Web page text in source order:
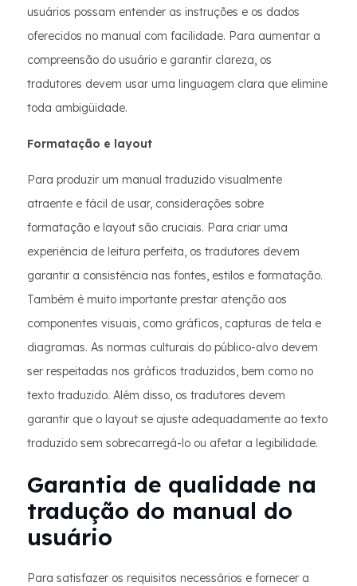
usuários possam entender as instruções e os dados
oferecidos no manual com facilidade. Para aumentar a
compreensão do usuário e garantir clareza, os
tradutores devem usar uma linguagem clara que elimine
toda ambigüidade.
Formatação e layout
Para produzir um manual traduzido visualmente
atraente e fácil de usar, considerações sobre
formatação e layout são cruciais. Para criar uma
experiência de leitura perfeita, os tradutores devem
garantir a consistência nas fontes, estilos e formatação.
Também é muito importante prestar atenção aos
componentes visuais, como gráficos, capturas de tela e
diagramas. As normas culturais do público-alvo devem
ser respeitadas nos gráficos traduzidos, bem como no
texto traduzido. Além disso, os tradutores devem
garantir que o layout se ajuste adequadamente ao texto
traduzido sem sobrecarregá-lo ou afetar a legibilidade.
Garantia de qualidade na
tradução do manual do
usuário
Para satisfazer os requisitos necessários e fornecer a